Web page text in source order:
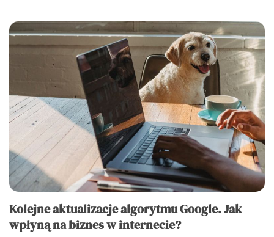
Kolejne aktualizacje algorytmu Google. Jak
wpłyną na biznes w internecie?